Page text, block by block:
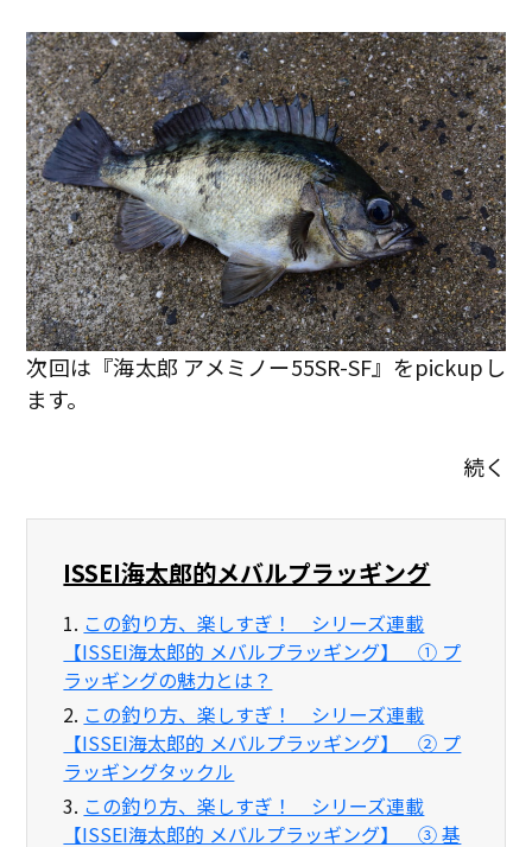
次回は『海太郎 アメミノー55SR-SF』をpickupし
ます。
続く
ISSEI海太郎的メバルプラッギング
1. この釣り方、楽しすぎ！ シリーズ連載
【ISSEI海太郎的 メバルプラッギング】 ① プ
ラッギングの魅力とは？
2. この釣り方、楽しすぎ！ シリーズ連載
【ISSEI海太郎的 メバルプラッギング】 ② プ
ラッギングタックル
3. この釣り方、楽しすぎ！ シリーズ連載
【ISSEI海太郎的 メバルプラッギング】 ③ 基